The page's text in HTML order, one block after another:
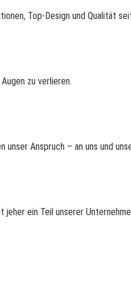
Top-Design und Qualität
zu verlieren.
Anspruch – an uns und
ein Teil unserer